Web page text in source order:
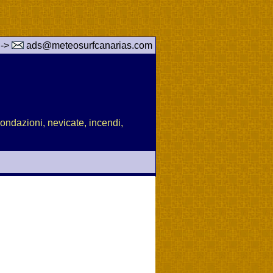
> ads@meteosurfcanarias.com
nevicate, incendi,